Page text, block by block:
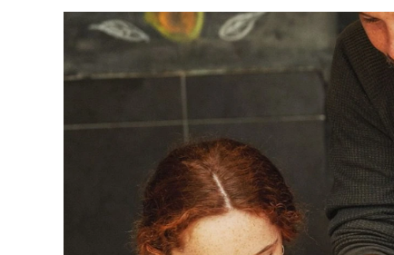
e
o
k
t
s
p
t
t
e
k
e
n
i